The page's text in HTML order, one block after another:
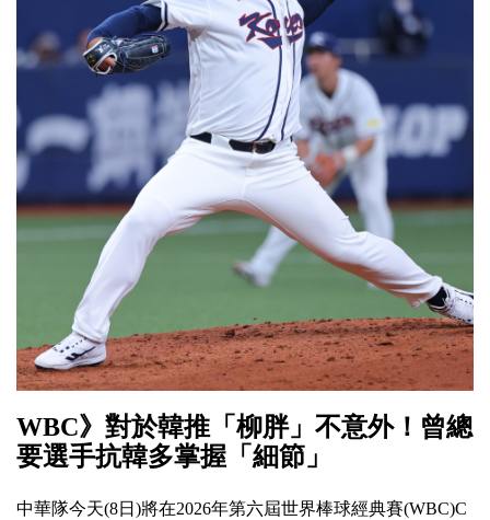
WBC》對於韓推「柳胖」不意外！曾總
要選手抗韓多掌握「細節」
中華隊今天(8日)將在2026年第六屆世界棒球經典賽(WBC)C